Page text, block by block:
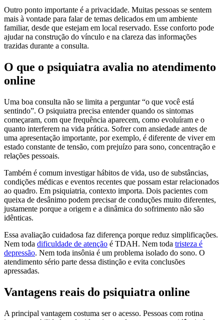
Outro ponto importante é a privacidade. Muitas pessoas se sentem
mais à vontade para falar de temas delicados em um ambiente
familiar, desde que estejam em local reservado. Esse conforto pode
ajudar na construção do vínculo e na clareza das informações
trazidas durante a consulta.
O que o psiquiatra avalia no atendimento
online
Uma boa consulta não se limita a perguntar “o que você está
sentindo”. O psiquiatra precisa entender quando os sintomas
começaram, com que frequência aparecem, como evoluíram e o
quanto interferem na vida prática. Sofrer com ansiedade antes de
uma apresentação importante, por exemplo, é diferente de viver em
estado constante de tensão, com prejuízo para sono, concentração e
relações pessoais.
Também é comum investigar hábitos de vida, uso de substâncias,
condições médicas e eventos recentes que possam estar relacionados
ao quadro. Em psiquiatria, contexto importa. Dois pacientes com
queixa de desânimo podem precisar de conduções muito diferentes,
justamente porque a origem e a dinâmica do sofrimento não são
idênticas.
Essa avaliação cuidadosa faz diferença porque reduz simplificações.
Nem toda dificuldade de atenção é TDAH. Nem toda tristeza é
depressão. Nem toda insônia é um problema isolado do sono. O
atendimento sério parte dessa distinção e evita conclusões
apressadas.
Vantagens reais do psiquiatra online
A principal vantagem costuma ser o acesso. Pessoas com rotina